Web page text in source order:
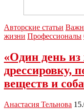
Авторские статьи
жизни Профессионалы
«Один день
дрессировку,
веществ и
Анастасия Тельнова